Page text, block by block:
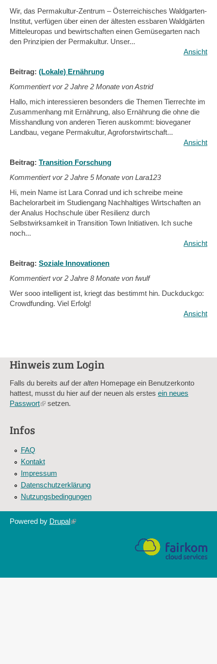
Wir, das Permakultur-Zentrum – Österreichisches Waldgarten-
Institut, verfügen über einen der ältesten essbaren Waldgärten
Mitteleuropas und bewirtschaften einen Gemüsegarten nach
den Prinzipien der Permakultur. Unser...
Ansicht
Beitrag: (Lokale) Ernährung
Kommentiert vor2 Jahre 2 Monate von Astrid
Hallo, mich interessieren besonders die Themen Tierrechte im
Zusammenhang mit Ernährung, also Ernährung die ohne die
Misshandlung von anderen Tieren auskommt: bioveganer
Landbau, vegane Permakultur, Agroforstwirtschaft...
Ansicht
Beitrag: Transition Forschung
Kommentiert vor2 Jahre 5 Monate von Lara123
Hi, mein Name ist Lara Conrad und ich schreibe meine
Bachelorarbeit im Studiengang Nachhaltiges Wirtschaften an
der Analus Hochschule über Resilienz durch
Selbstwirksamkeit in Transition Town Initiativen. Ich suche
noch...
Ansicht
Beitrag: Soziale Innovationen
Kommentiert vor2 Jahre 8 Monate von fwulf
Wer sooo intelligent ist, kriegt das bestimmt hin. Duckduckgo:
Crowdfunding. Viel Erfolg!
Ansicht
Hinweis zum Login
Falls du bereits auf der alten Homepage ein Benutzerkonto
hattest, musst du hier auf der neuen als erstes ein neues
Passwort(linksetzen.
Infos
FAQ
Kontakt
Impressum
Datenschutzerklärung
Nutzungsbedingungen
Powered by Drupal(link